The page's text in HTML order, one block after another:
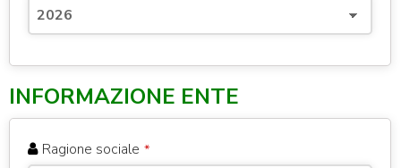
INFORMAZIONE ENTE
Ragione sociale *